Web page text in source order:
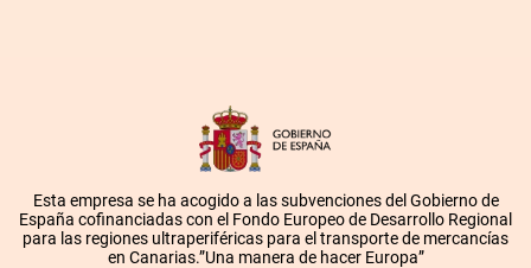
Esta empresa se ha acogido a las subvenciones del Gobierno de
España cofinanciadas con el Fondo Europeo de Desarrollo Regional
para las regiones ultraperiféricas para el transporte de mercancías
en Canarias.”Una manera de hacer Europa”